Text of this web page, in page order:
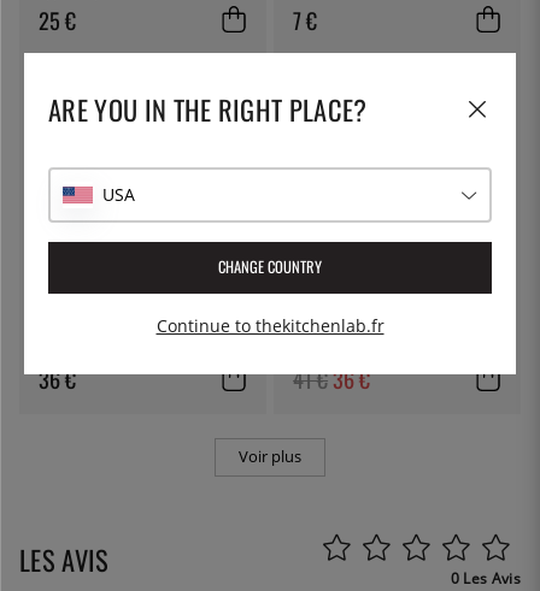
25 € 7 €
PEUGEOT
Moulin à poivre, 10 cm, Bistro,
36 €
NORDIC WARE
Plaque de cuisson, aluminium,
41 €36 €
Voir plus
LES AVIS 0 Les Avis
ARE YOU IN THE RIGHT PLACE?
USA
CHANGE COUNTRY
Continue to thekitchenlab.fr